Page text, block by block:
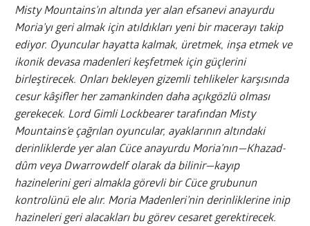
Misty Mountains’ın altında yer alan efsanevi anayurdu
Moria’yı geri almak için atıldıkları yeni bir macerayı takip
ediyor. Oyuncular hayatta kalmak, üretmek, inşa etmek ve
ikonik devasa madenleri keşfetmek için güçlerini
birleştirecek. Onları bekleyen gizemli tehlikeler karşısında
cesur kâşifler her zamankinden daha açıkgözlü olması
gerekecek. Lord Gimli Lockbearer tarafından Misty
Mountains’e çağrılan oyuncular, ayaklarının altındaki
derinliklerde yer alan Cüce anayurdu Moria’nın—Khazad-
dûm veya Dwarrowdelf olarak da bilinir—kayıp
hazinelerini geri almakla görevli bir Cüce grubunun
kontrolünü ele alır. Moria Madenleri’nin derinliklerine inip
hazineleri geri alacakları bu görev cesaret gerektirecek.